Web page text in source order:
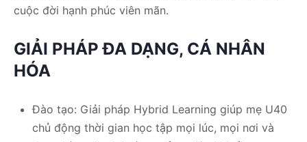
cuộc đời hạnh phúc viên mãn.
GIẢI PHÁP ĐA DẠNG, CÁ NHÂN
HÓA
Đào tạo: Giải pháp Hybrid Learning giúp mẹ U40
chủ động thời gian học tập mọi lúc, mọi nơi và